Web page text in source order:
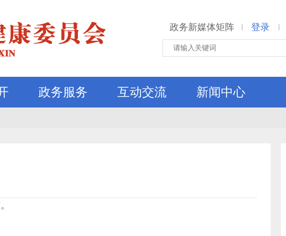
政务新媒体矩阵 登录
政务服务 互动交流 新闻中心